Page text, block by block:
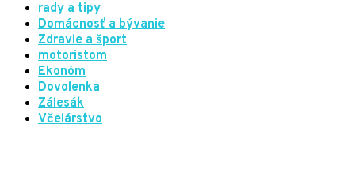
rady a tipy
Domácnosť a bývanie
Zdravie a šport
motoristom
Ekonóm
Dovolenka
Zálesák
Včelárstvo